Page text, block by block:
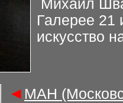
Михаил
Галерее 21
искусство
◄ МАН